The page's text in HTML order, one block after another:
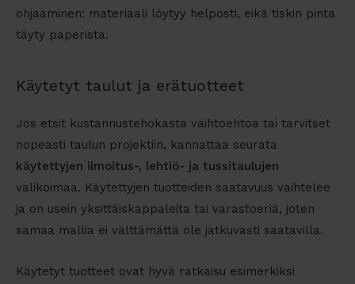
ohjaaminen: materiaali löytyy helposti, eikä tiskin pinta
täyty paperista.
Käytetyt taulut ja erätuotteet
Jos etsit kustannustehokasta vaihtoehtoa tai tarvitset
nopeasti taulun projektiin, kannattaa seurata
käytettyjen ilmoitus-, lehtiö- ja tussitaulujen
valikoimaa. Käytettyjen tuotteiden saatavuus vaihtelee
ja on usein yksittäiskappaleita tai varastoeriä, joten
samaa mallia ei välttämättä ole jatkuvasti saatavilla.
Käytetyt tuotteet ovat hyvä ratkaisu esimerkiksi